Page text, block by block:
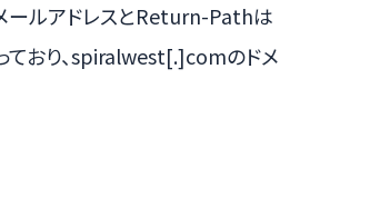
ールアドレスとReturn-Pathは
おり、spiralwest[.]comのドメ